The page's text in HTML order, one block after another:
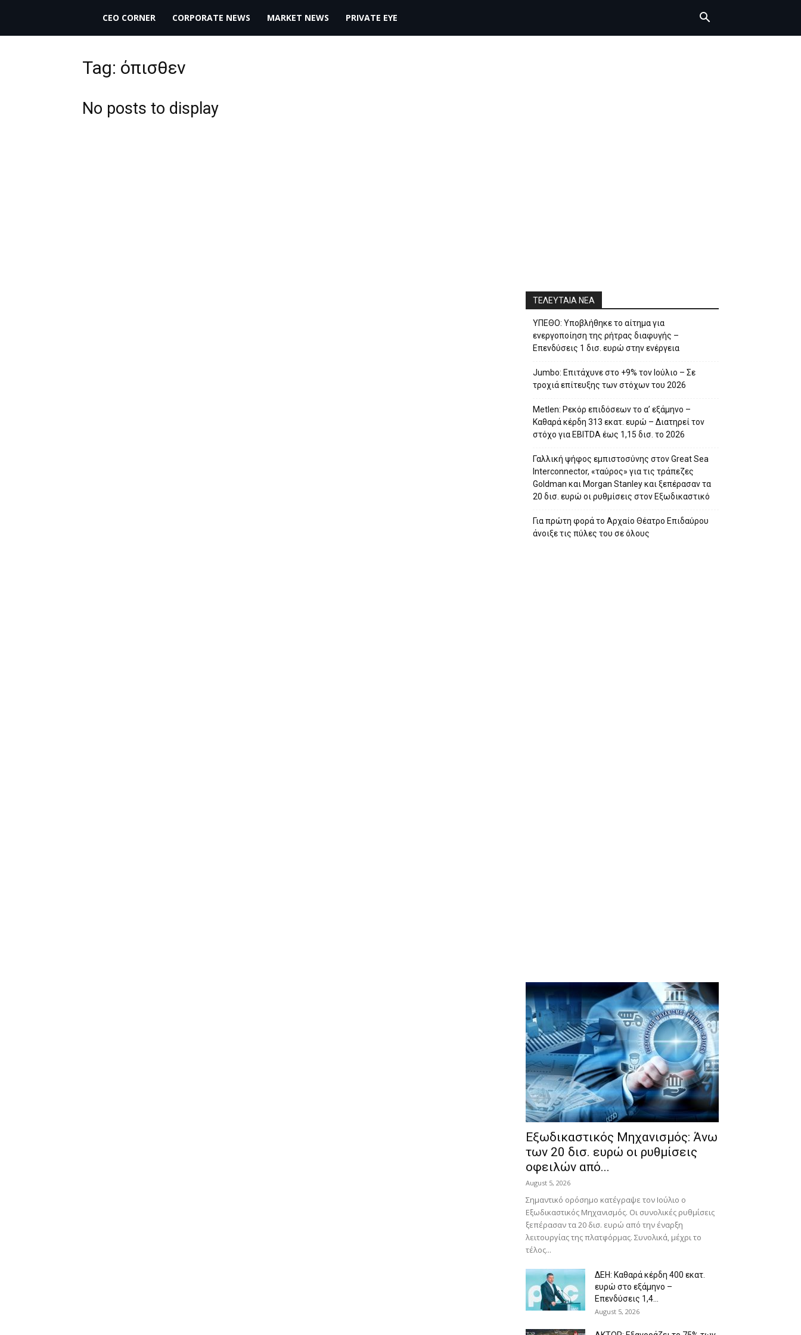
THECEO.gr
CEO CORNER CORPORATE NEWS MARKET NEWS PRIVATE EYE
Tag: όπισθεν
No posts to display
ΤΕΛΕΥΤΑΙΑ ΝΕΑ
ΥΠΕΘΟ: Υποβλήθηκε το αίτημα για
ενεργοποίηση της ρήτρας διαφυγής –
Επενδύσεις 1 δισ. ευρώ στην ενέργεια
Jumbo: Επιτάχυνε στο +9% τον Ιούλιο – Σε
τροχιά επίτευξης των στόχων του 2026
Metlen: Ρεκόρ επιδόσεων το α’ εξάμηνο –
Kαθαρά κέρδη 313 εκατ. ευρώ – Διατηρεί τον
στόχο για EBITDA έως 1,15 δισ. το 2026
Γαλλική ψήφος εμπιστοσύνης στον Great Sea
Interconnector, «ταύρος» για τις τράπεζες
Goldman και Morgan Stanley και ξεπέρασαν τα
20 δισ. ευρώ οι ρυθμίσεις στον Εξωδικαστικό
Για πρώτη φορά το Αρχαίο Θέατρο Επιδαύρου
άνοιξε τις πύλες του σε όλους
Eξωδικαστικός Μηχανισμός: Άνω
των 20 δισ. ευρώ οι ρυθμίσεις
οφειλών από...
August 5, 2026
Σημαντικό ορόσημο κατέγραψε τον Ιούλιο ο
Εξωδικαστικός Μηχανισμός. Οι συνολικές ρυθμίσεις
ξεπέρασαν τα 20 δισ. ευρώ από την έναρξη
λειτουργίας της πλατφόρμας. Συνολικά, μέχρι το
τέλος...
ΔΕΗ: Καθαρά κέρδη 400 εκατ.
ευρώ στο εξάμηνο –
Επενδύσεις 1,4...
August 5, 2026